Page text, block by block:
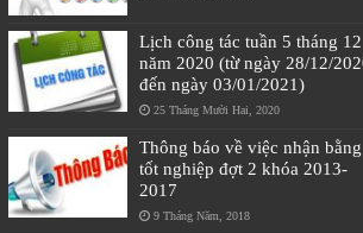
Lịch công tác tuần 5 tháng 12
năm 2020 (từ ngày 28/12/
đến ngày 03/01/2021)
25 Tháng Mười Hai, 2020
Thông báo về việc nhận bằng
tốt nghiệp đợt 2 khóa 2013-
2017
9 Tháng Năm, 2018